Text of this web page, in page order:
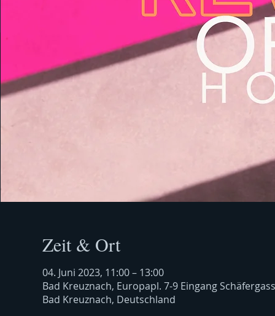
Zeit & Ort
04. Juni 2023, 11:00 – 13:00
Bad Kreuznach, Europapl. 7-9 Eingang
Bad Kreuznach, Deutschland